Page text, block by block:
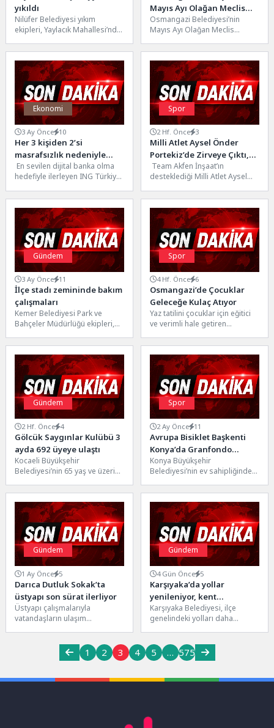
yıkıldı
Nilüfer Belediyesi yıkım
ekipleri, Yaylacık Mahallesi’nde
edilen 600 metrekarelik iş
yerini...
Mayıs Ayı Olağan Meclis
Toplantısı Gerçekleştirildi
Osmangazi Belediyesi’nin
Mayıs Ayı Olağan Meclis
Belediye Başkan Vekili Sefa
Yılmaz başkanlığında
gerçekleştirildi.Saygı...
Ekonomi
3 Ay Önce 10
Her 3 kişiden 2’si
masrafsızlık nedeniyle
bankasını değiştirmeye
istekli
En sevilen dijital banka olma
hedefiyle ilerleyen ING Türkiye,
adım atarak...
Spor
2 Hf. Önce 3
Milli Atlet Aysel Önder
Portekiz’de Zirveye Çıktı,
Dünya Sıralamasında 1
Numara Oldu
Team Akfen İnşaat’ın
desteklediği Milli Atlet Aysel
metre yarışını 55.26 saniyelik...
Gündem
3 Ay Önce 11
İlçe stadı zemininde bakım
çalışmaları
Kemer Belediyesi Park ve
Bahçeler Müdürlüğü ekipleri,
çim saha bakımı
gerçekleştirdi.Kemer...
Spor
4 Hf. Önce 6
Osmangazi’de Çocuklar
Geleceğe Kulaç Atıyor
Yaz tatilini çocuklar için eğitici
ve verimli hale getiren
yüzme eğitimi kurslarıyla...
Gündem
2 Hf. Önce 4
Gölcük Saygınlar Kulübü 3
ayda 692 üyeye ulaştı
Kocaeli Büyükşehir
Belediyesi’nin 65 yaş ve üzeri
yaşlanmasını desteklemek
amacıyla hizmete sunduğu
Gölcük...
Spor
2 Ay Önce 11
Avrupa Bisiklet Başkenti
Konya’da Granfondo
Heyecanı
Konya Büyükşehir
Belediyesi’nin ev sahipliğinde
Konya’da, 28 Haziran Pazar
günü Granfondo...
Gündem
1 Ay Önce 5
Darıca Dutluk Sokak’ta
üstyapı son sürat ilerliyor
Üstyapı çalışmalarıyla
vatandaşların ulaşım
genelindeki çalışmalarını yoğun
tempoda sürdürüyor....
Gündem
4 Gün Önce 5
Karşıyaka’da yollar
yenileniyor, kent
güzelleşiyor
Karşıyaka Belediyesi, ilçe
genelindeki yolları daha
yenileme çalışmalarını...
1 2 3 4 5 … 575